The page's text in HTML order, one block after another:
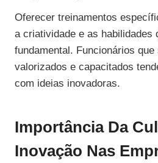
Oferecer treinamentos
a criatividade e as habilidades
fundamental. Funcionários que
valorizados e capacitados
com ideias inovadoras.
Importância Da
Inovação Nas